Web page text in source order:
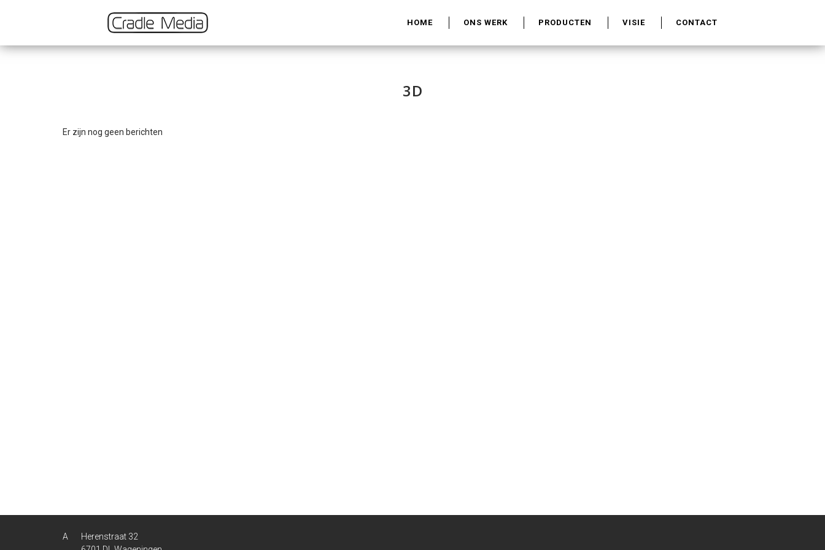
HOME ONS WERK PRODUCTEN VISIE CONTACT
3D
Er zijn nog geen berichten
Herenstraat 32